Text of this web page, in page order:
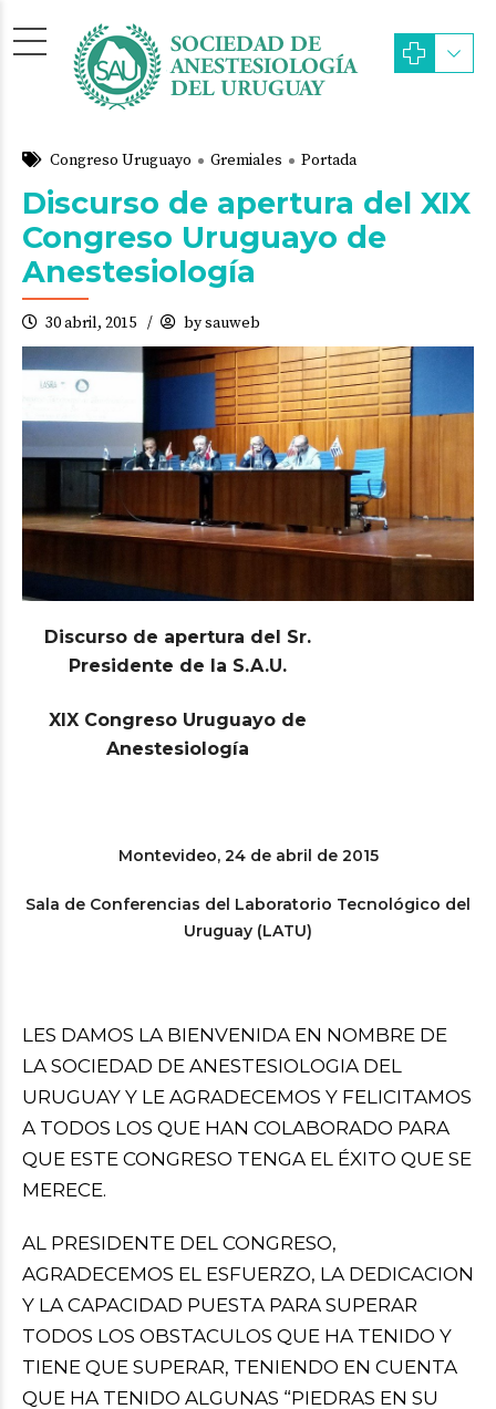
Congreso Uruguayo Gremiales Portada
Discurso de apertura del XIX
Congreso Uruguayo de
Anestesiología
30 abril, 2015 by sauweb
Discurso de apertura del Sr.
Presidente de la S.A.U.
XIX Congreso Uruguayo de
Anestesiología
Montevideo, 24 de abril de 2015
Sala de Conferencias del Laboratorio Tecnológico del
Uruguay (LATU)
LES DAMOS LA BIENVENIDA EN NOMBRE DE
LA SOCIEDAD DE ANESTESIOLOGIA DEL
URUGUAY Y LE AGRADECEMOS Y FELICITAMOS
A TODOS LOS QUE HAN COLABORADO PARA
QUE ESTE CONGRESO TENGA EL ÉXITO QUE SE
MERECE.
AL PRESIDENTE DEL CONGRESO,
AGRADECEMOS EL ESFUERZO, LA DEDICACION
Y LA CAPACIDAD PUESTA PARA SUPERAR
TODOS LOS OBSTACULOS QUE HA TENIDO Y
TIENE QUE SUPERAR, TENIENDO EN CUENTA
QUE HA TENIDO ALGUNAS “PIEDRAS EN SU